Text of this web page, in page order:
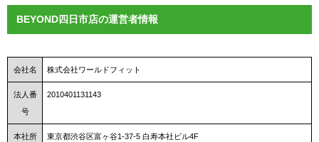
BEYOND四日市店の運営者情報
会社名 株式会社ワールドフィット
法人番
号
2010401131143
本社所
東京都渋谷区富ヶ谷1-37-5 白寿本社ビル4F